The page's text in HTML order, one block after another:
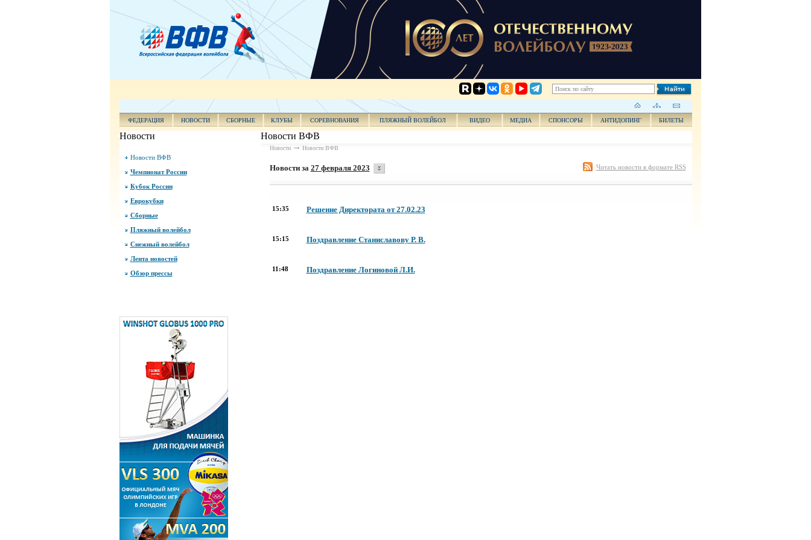
ФЕДЕРАЦИЯ НОВОСТИ СБОРНЫЕ КЛУБЫ СОРЕВНОВАНИЯ ПЛЯЖНЫЙ ВОЛЕЙБОЛ ВИДЕО МЕДИА СПОНСОРЫ АНТИДОПИНГ БИЛЕТЫ
Новости
Новости ВФВ
Чемпионат России
Кубок России
Еврокубки
Сборные
Пляжный волейбол
Снежный волейбол
Лента новостей
Обзор прессы
Новости ВФВ
Новости Новости ВФВ
Новости за 27 февраля 2023 Читать новости в формате RSS
15:35 Решение Директората от 27.02.23
15:15 Поздравление Станиславову Р. В.
11:48 Поздравление Логиновой Л.И.